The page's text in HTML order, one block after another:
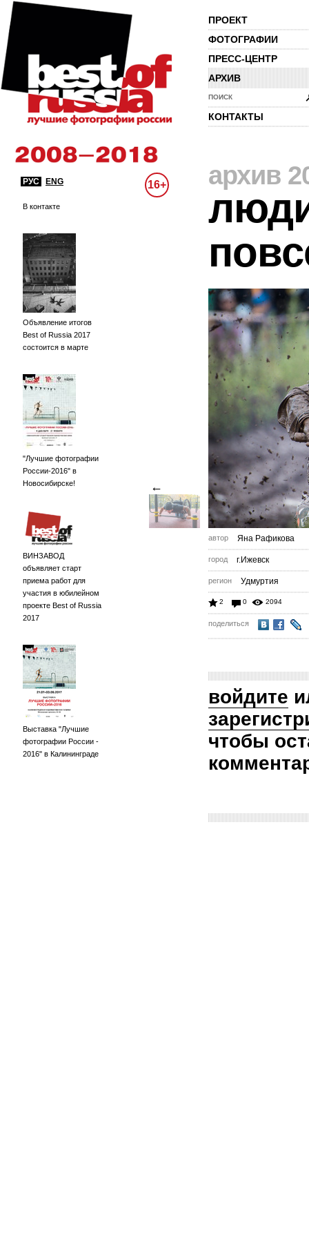
ПРОЕКТ
ФОТОГРАФИИ
ПРЕСС-ЦЕНТР
АРХИВ
ПОИСК
КОНТАКТЫ
РУС ENG 16+
В контакте
Объявление итогов
Best of Russia 2017
состоится в марте
"Лучшие фотографии
России-2016" в
Новосибирске!
ВИНЗАВОД
объявляет старт
приема работ для
участия в юбилейном
проекте Best of Russia
2017
Выставка "Лучшие
фотографии России -
2016" в Калининграде
архив
←
автор Яна Рафикова
город г.Ижевск
регион Удмуртия
2 0 2094
поделиться
войдите
чтобы